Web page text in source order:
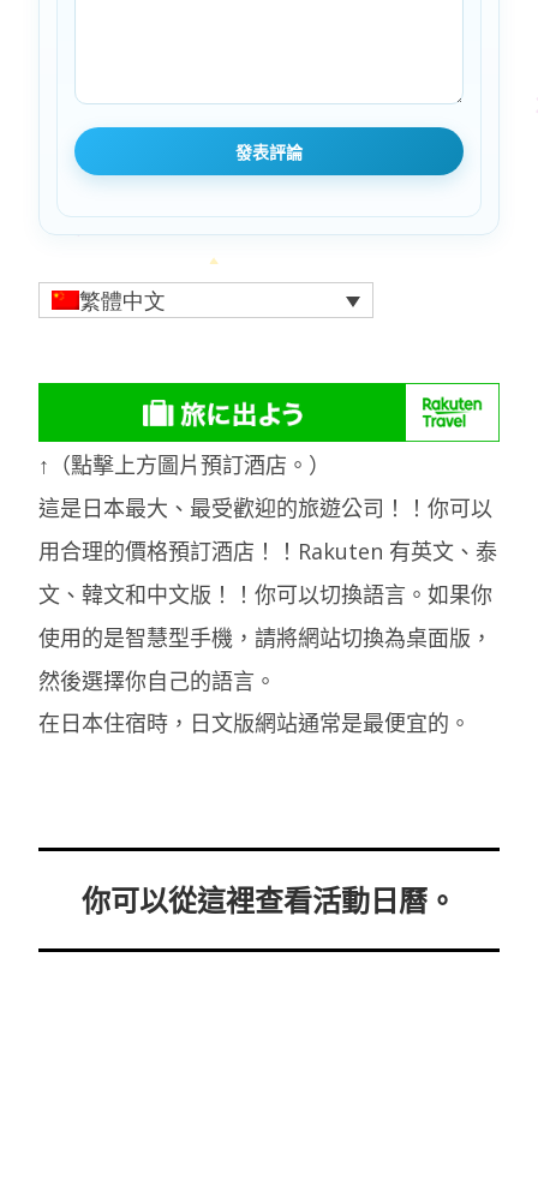
繁體中文
↑（點擊上方圖片預訂酒店。）
這是日本最大、最受歡迎的旅遊公司！！你可以
用合理的價格預訂酒店！！Rakuten 有英文、泰
文、韓文和中文版！！你可以切換語言。如果你
使用的是智慧型手機，請將網站切換為桌面版，
然後選擇你自己的語言。
在日本住宿時，日文版網站通常是最便宜的。
你可以從這裡查看活動日曆。